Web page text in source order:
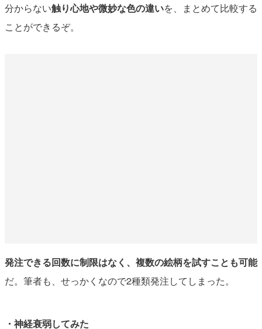
分からない触り心地や微妙な色の違いを、まとめて比較する
ことができるぞ。
発注できる回数に制限はなく、複数の絵柄を試すことも可能
だ。筆者も、せっかくなので2種類発注してしまった。
・神経衰弱してみた